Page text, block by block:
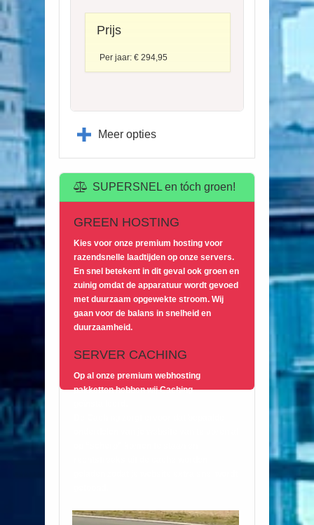
Prijs
Per jaar: € 294,95
Meer opties
SUPERSNEL en tóch groen!
GREEN HOSTING
Kies voor onze premium hosting voor
razendsnelle laadtijden op onze servers.
En snel betekent in dit geval ook groen en
zuinig omdat de apparatuur wordt gevoed
met duurzaam opgewekte stroom. Wij
gaan voor de balans in snelheid en
duurzaamheid.
SERVER CACHING
Op al onze premium webhosting
pakketten hebben wij Caching